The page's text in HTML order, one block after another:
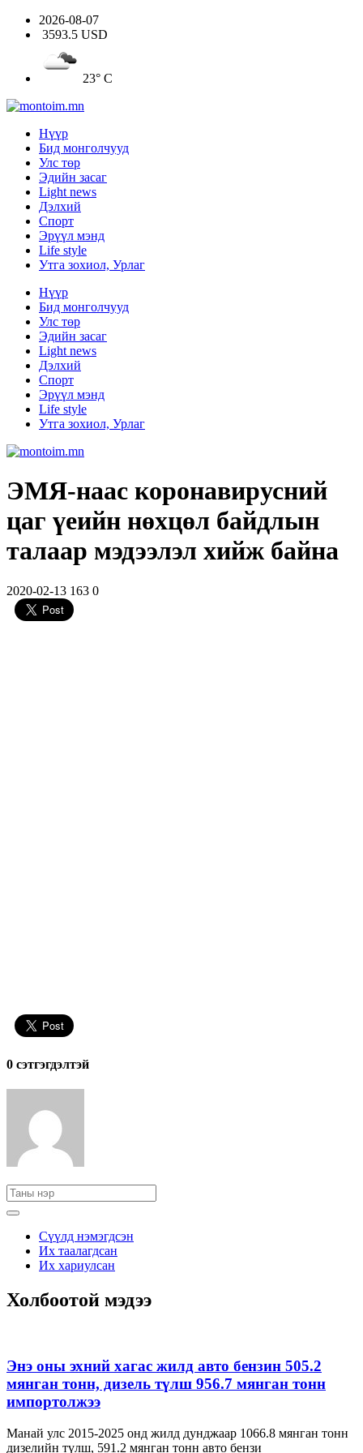
2026-08-07
3593.5 USD
23° C
Нүүр
Бид монголчууд
Улс төр
Эдийн засаг
Light news
Дэлхий
Спорт
Эрүүл мэнд
Life style
Утга зохиол, Урлаг
Нүүр
Бид монголчууд
Улс төр
Эдийн засаг
Light news
Дэлхий
Спорт
Эрүүл мэнд
Life style
Утга зохиол, Урлаг
ЭМЯ-наас коронавирусний
цаг үeийн нөхцөл байдлын
талаар мэдээлэл хийж байна
2020-02-13 163 0
0 cэтгэгдэлтэй
Сүүлд нэмэгдсэн
Их таалагдсан
Их хариулсан
Холбоотой мэдээ
Энэ оны эхний хагас жилд авто бензин 505.2
мянган тонн, дизель түлш 956.7 мянган тонн
импортолжээ
Манай улс 2015-2025 онд жилд дунджаар 1066.8 мянган тонн
дизелийн түлш, 591.2 мянган тонн авто бензи